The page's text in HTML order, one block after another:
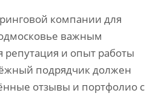
компании для
важным
репутация и опыт работы
подрядчик должен
отзывы и портфолио с